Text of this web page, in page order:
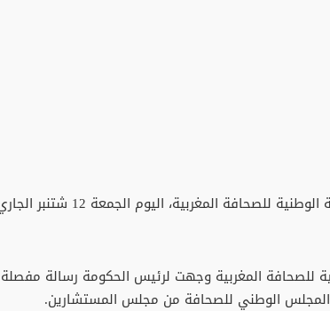
المغربية، اليوم الجمعة 12 شتنبر الجاري. رئيس الحكومة عزيز أخنوش.
للصحافة المغربية وجهت لرئيس الحكومة رسالة
المجلس الوطني للصحافة من مجلس المستشارين.